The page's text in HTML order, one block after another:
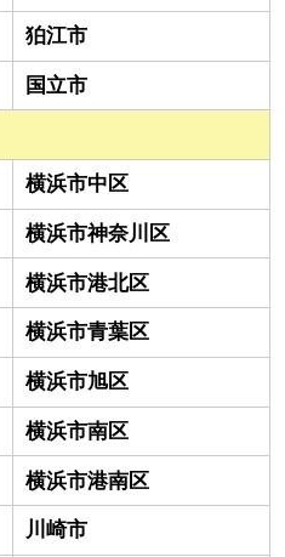
狛江市
国立市
横浜市中区
横浜市神奈川区
横浜市港北区
横浜市青葉区
横浜市旭区
横浜市南区
横浜市港南区
川崎市